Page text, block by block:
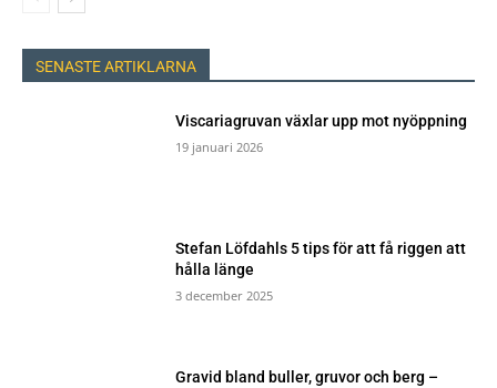
SENASTE ARTIKLARNA
Viscariagruvan växlar upp mot nyöppning
19 januari 2026
Stefan Löfdahls 5 tips för att få riggen att
hålla länge
3 december 2025
Gravid bland buller, gruvor och berg –